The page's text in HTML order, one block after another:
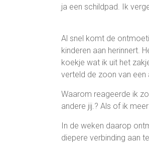
ja een schildpad. Ik
Al snel komt de
kinderen aan herinnert.
koekje wat ik uit het
verteld de zoon van een
Waarom reageerde ik
andere jij.? Als of ik
In de weken daarop
diepere verbinding aan